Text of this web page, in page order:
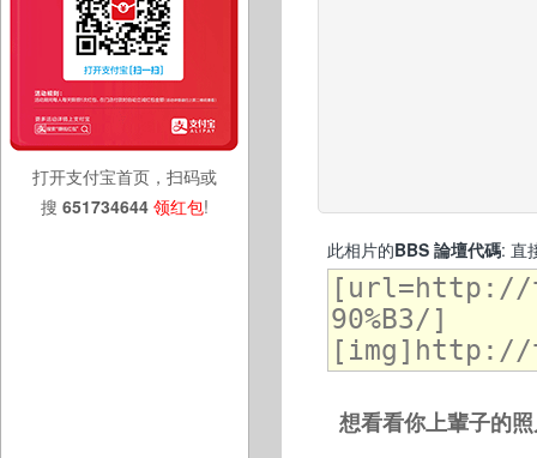
打开支付宝首页，扫码或
搜 651734644 领红包!
此相片的BBS 論壇代碼: 直
想看看你上輩子的